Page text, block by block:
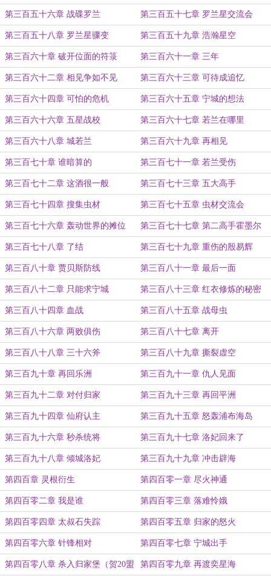
第三百五十六章 战碟罗兰 第三百五十七章 罗兰星交流会
第三百五十八章 罗兰星骤变 第三百五十九章 浩瀚星空
第三百六十章 破开位面的符箓 第三百六十一章 三年
第三百六十二章 相见争如不见 第三百六十三章 可待成追忆
第三百六十四章 可怕的危机 第三百六十五章 宁城的想法
第三百六十六章 五星战校 第三百六十七章 若兰在哪里
第三百六十八章 城若兰 第三百六十九章 再相见
第三百七十章 谁暗算的 第三百七十一章 若兰受伤
第三百七十二章 这酒很一般 第三百七十三章 五大高手
第三百七十四章 搜集虫材 第三百七十五章 虫材交流会
第三百七十六章 轰动世界的摊位 第三百七十七章 第二高手霍墨尔
第三百七十八章 了结 第三百七十九章 重伤的殷易辉
第三百八十章 贾贝斯防线 第三百八十一章 最后一面
第三百八十二章 只能求宁城 第三百八十三章 红衣修炼的秘密
第三百八十四章 血战 第三百八十五章 战母虫
第三百八十六章 两败俱伤 第三百八十七章 离开
第三百八十八章 三十六斧 第三百八十九章 撕裂虚空
第三百九十章 再回乐洲 第三百九十一章 仇人见面
第三百九十二章 对付归家 第三百九十三章 再回平洲
第三百九十四章 仙府认主 第三百九十五章 怒轰浦布海岛
第三百九十六章 秒杀统将 第三百九十七章 洛妃回来了
第三百九十八章 倾城洛妃 第三百九十九章 冲击辟海
第四百章 灵根衍生 第四百零一章 尽火神通
第四百零二章 我是谁 第四百零三章 落难怜娥
第四百零四章 太叔石失踪 第四百零五章 归家的怒火
第四百零六章 针锋相对 第四百零七章 宁城出手
第四百零八章 杀入归家堡（贺20盟 第四百零九章 再渡奕星海